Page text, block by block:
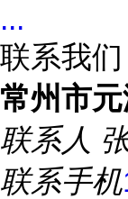
...
联系我们
常州市
联系人
联系手机